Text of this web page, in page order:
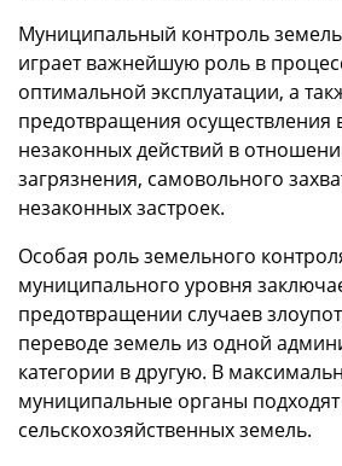
Муниципальный контроль
играет важнейшую роль в
оптимальной эксплуатации, а
предотвращения осуществления
незаконных действий в
загрязнения, самовольного
незаконных застроек.
Особая роль земельного
муниципального уровня
предотвращении случаев
переводе земель из одной
категории в другую. В
муниципальные органы подходят
сельскохозяйственных земель.